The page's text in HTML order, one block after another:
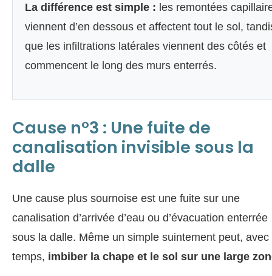
La différence est simple : les remontées
viennent d’en dessous et affectent tout le sol,
que les infiltrations latérales viennent des côtés et
commencent le long des murs enterrés.
Cause n°3 : Une fuite de
canalisation invisible sous la
dalle
Une cause plus sournoise est une fuite sur une
canalisation d’arrivée d’eau ou d’évacuation enterrée
sous la dalle. Même un simple suintement peut, avec
temps, imbiber la chape et le sol sur une large